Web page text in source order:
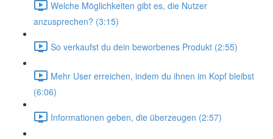
Welche Möglichkeiten gibt es, die Nutzer
anzusprechen? (3:15)
So verkaufst du dein beworbenes Produkt (2:55)
Mehr User erreichen, indem du ihnen im Kopf bleibst
(6:06)
Informationen geben, die überzeugen (2:57)